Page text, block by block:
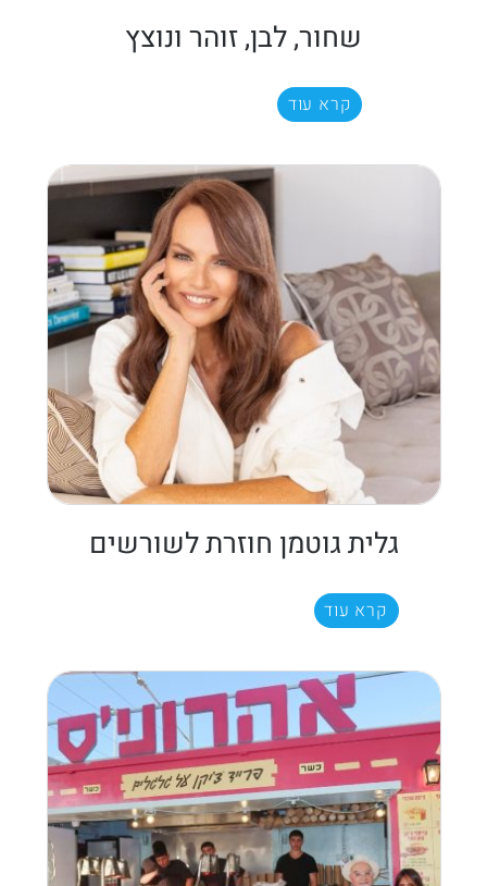
שחור, לבן, זוהר ונוצץ
קרא עוד
גלית גוטמן חוזרת לשורשים
קרא עוד